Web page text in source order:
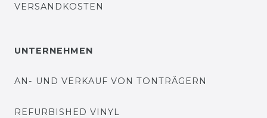
VERSANDKOSTEN
UNTERNEHMEN
AN- UND VERKAUF VON TONTRÄGERN
REFURBISHED VINYL